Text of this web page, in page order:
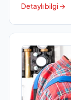
Detaylı bilgi →